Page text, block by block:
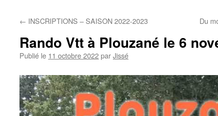
← INSCRIPTIONS – SAISON 2022-2023 Du
Rando Vtt à Plouzané le 6
Publié le 11 octobre 2022parJissé